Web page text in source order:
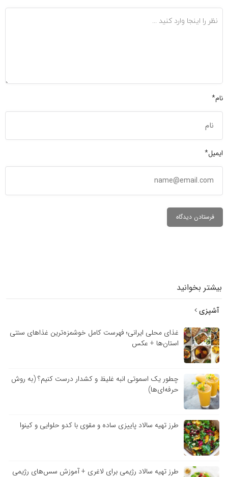
نام*
ایمیل*
بیشتر بخوانید
آشپزی
غذای محلی ایرانی؛ فهرست کامل خوشمزه‌ترین غذاهای سنتی
استان‌ها + عکس
چطور یک اسموتی انبه غلیظ و کشدار درست کنیم؟ (به روش
حرفه‌ای‌ها)
طرز تهیه سالاد پاییزی ساده و مقوی با کدو حلوایی و کینوا
طرز تهیه سالاد رژیمی برای لاغری + آموزش سس‌های رژیمی